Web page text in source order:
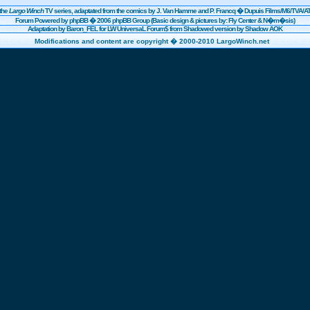
Largo WinchTV series, adaptated from the comics by J. Van Hamme and P. Francq �DupuisFilms/M6/TVA/
Forum Powered byphpBB� 2006 phpBB Group (Basic design & pictures by: Fly Center & N�m�sis)
Adaptation by Baron_FEL for LW UniversaL Forum$ from Shadowed version by Shadow AOK
Modifications and content are copyright � 2000-2010 LargoWinch.net